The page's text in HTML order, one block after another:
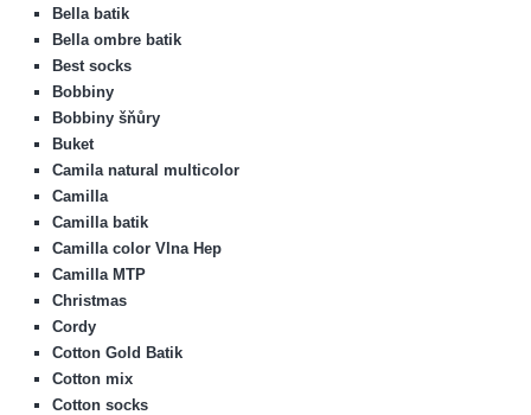
Bella batik
Bella ombre batik
Best socks
Bobbiny
Bobbiny šňůry
Buket
Camila natural multicolor
Camilla
Camilla batik
Camilla color Vlna Hep
Camilla MTP
Christmas
Cordy
Cotton Gold Batik
Cotton mix
Cotton socks